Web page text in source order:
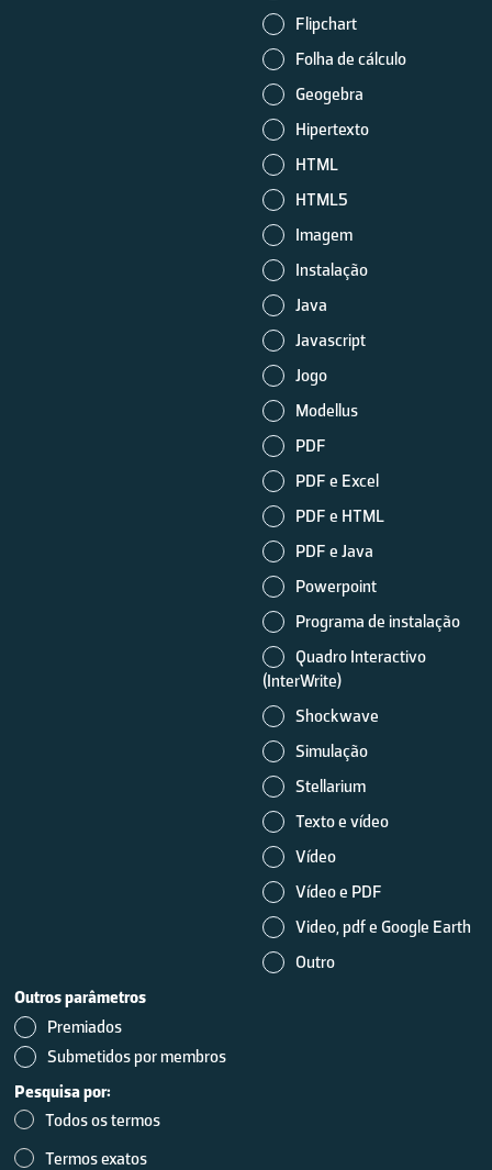
Flipchart
Folha de cálculo
Geogebra
Hipertexto
HTML
HTML5
Imagem
Instalação
Java
Javascript
Jogo
Modellus
PDF
PDF e Excel
PDF e HTML
PDF e Java
Powerpoint
Programa de instalação
Quadro Interactivo
(InterWrite)
Shockwave
Simulação
Stellarium
Texto e vídeo
Vídeo
Vídeo e PDF
Video, pdf e Google Earth
Outro
Outros parâmetros
Premiados
Submetidos por membros
Pesquisa por:
Todos os termos
Termos exatos